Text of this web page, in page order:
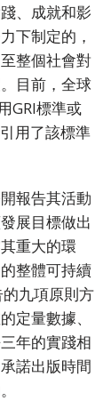
、成就和影
下制定的，
整個社會對
目前，全球
GRI標準或
用了該標準
報告其活動
展目標做出
重大的環
整體可持續
九項原則方
定量數據、
年的實踐相
諾出版時間